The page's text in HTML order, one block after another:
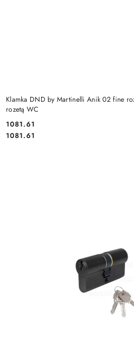
Klamka DND by Martinelli Anik 02 fine
rozetą WC
Cena:
1081.61
Cena:
1081.61